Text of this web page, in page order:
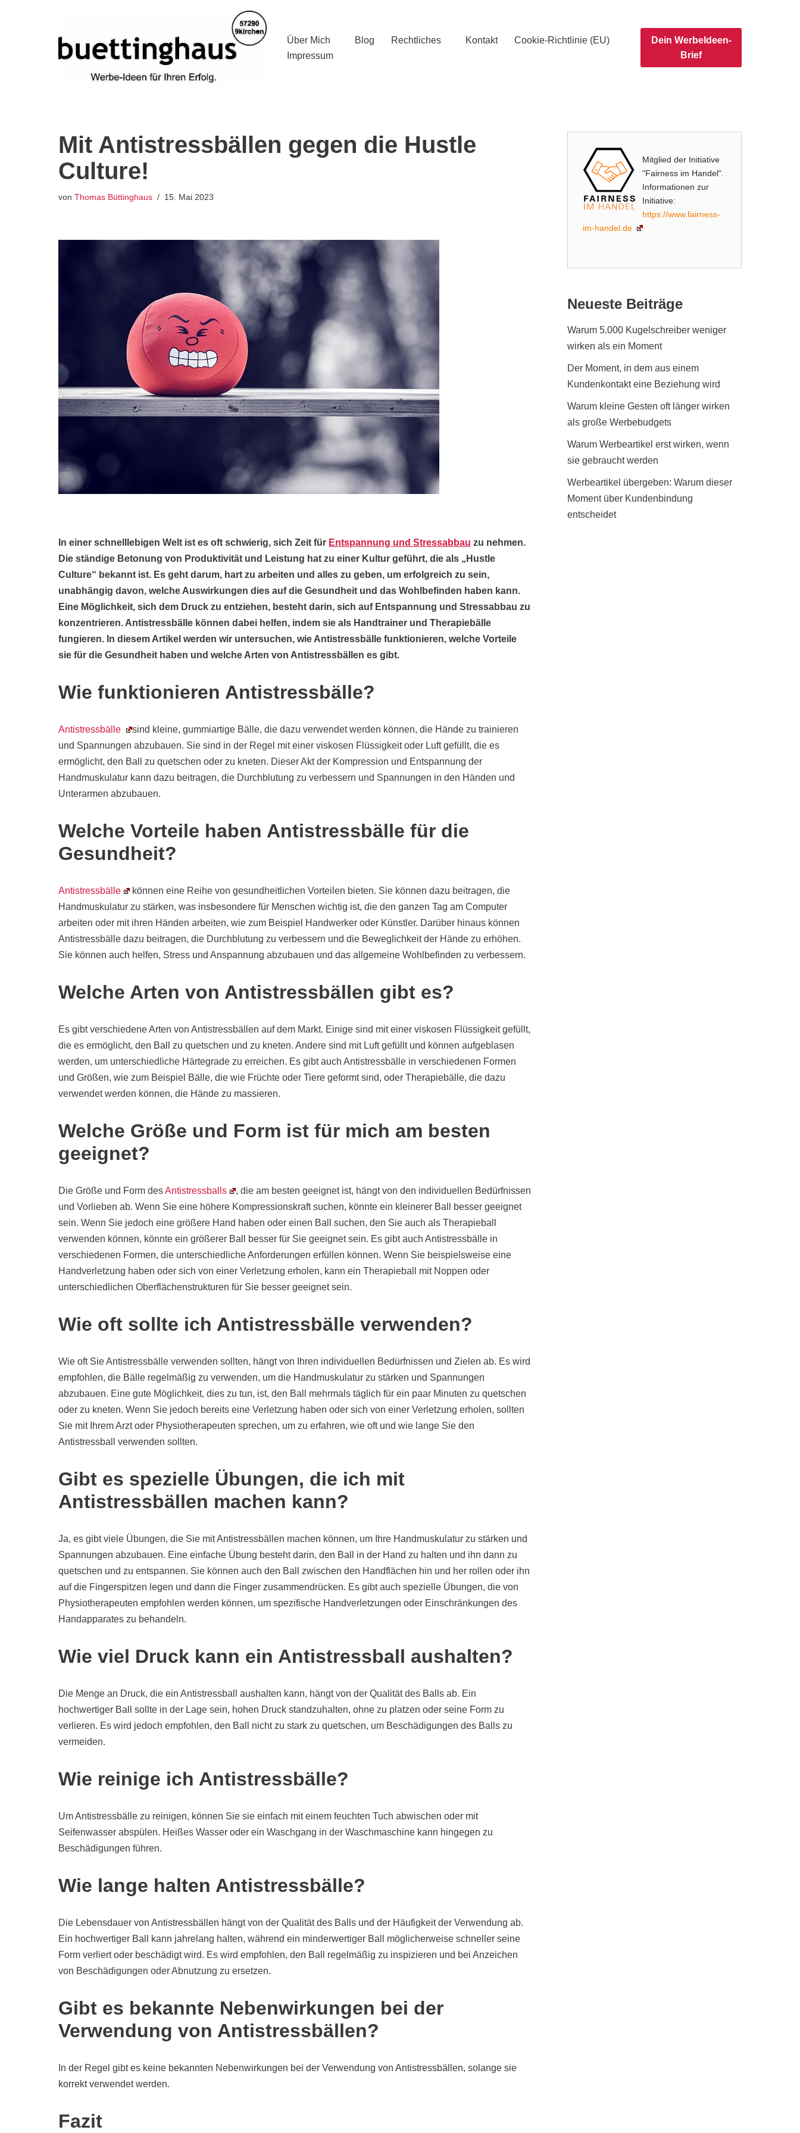
Über Mich Blog Rechtliches Kontakt
Cookie-Richtlinie (EU)
Impressum
Dein WerbeIdeen-
Brief
Mit Antistressbällen gegen die Hustle
Culture!
von Thomas Büttinghaus 15. Mai 2023
In einer schnelllebigen Welt ist es oft schwierig, sich Zeit für Entspannung und Stressabbau zu nehmen.
Die ständige Betonung von Produktivität und Leistung hat zu einer Kultur geführt, die als „Hustle
Culture“ bekannt ist. Es geht darum, hart zu arbeiten und alles zu geben, um erfolgreich zu sein,
unabhängig davon, welche Auswirkungen dies auf die Gesundheit und das Wohlbefinden haben kann.
Eine Möglichkeit, sich dem Druck zu entziehen, besteht darin, sich auf Entspannung und Stressabbau zu
konzentrieren. Antistressbälle können dabei helfen, indem sie als Handtrainer und Therapiebälle
fungieren. In diesem Artikel werden wir untersuchen, wie Antistressbälle funktionieren, welche Vorteile
sie für die Gesundheit haben und welche Arten von Antistressbällen es gibt.
Wie funktionieren Antistressbälle?
Antistressbälle
sind kleine, gummiartige Bälle, die dazu verwendet werden können, die Hände zu trainieren
und Spannungen abzubauen. Sie sind in der Regel mit einer viskosen Flüssigkeit oder Luft gefüllt, die es
ermöglicht, den Ball zu quetschen oder zu kneten. Dieser Akt der Kompression und Entspannung der
Handmuskulatur kann dazu beitragen, die Durchblutung zu verbessern und Spannungen in den Händen und
Unterarmen abzubauen.
Welche Vorteile haben Antistressbälle für die
Gesundheit?
Antistressbälle
können eine Reihe von gesundheitlichen Vorteilen bieten. Sie können dazu beitragen, die
Handmuskulatur zu stärken, was insbesondere für Menschen wichtig ist, die den ganzen Tag am Computer
arbeiten oder mit ihren Händen arbeiten, wie zum Beispiel Handwerker oder Künstler. Darüber hinaus können
Antistressbälle dazu beitragen, die Durchblutung zu verbessern und die Beweglichkeit der Hände zu erhöhen.
Sie können auch helfen, Stress und Anspannung abzubauen und das allgemeine Wohlbefinden zu verbessern.
Welche Arten von Antistressbällen gibt es?
Es gibt verschiedene Arten von Antistressbällen auf dem Markt. Einige sind mit einer viskosen Flüssigkeit gefüllt,
die es ermöglicht, den Ball zu quetschen und zu kneten. Andere sind mit Luft gefüllt und können aufgeblasen
werden, um unterschiedliche Härtegrade zu erreichen. Es gibt auch Antistressbälle in verschiedenen Formen
und Größen, wie zum Beispiel Bälle, die wie Früchte oder Tiere geformt sind, oder Therapiebälle, die dazu
verwendet werden können, die Hände zu massieren.
Welche Größe und Form ist für mich am besten
geeignet?
Die Größe und Form desAntistressballs
, die am besten geeignet ist, hängt von den individuellen Bedürfnissen
und Vorlieben ab. Wenn Sie eine höhere Kompressionskraft suchen, könnte ein kleinerer Ball besser geeignet
sein. Wenn Sie jedoch eine größere Hand haben oder einen Ball suchen, den Sie auch als Therapieball
verwenden können, könnte ein größerer Ball besser für Sie geeignet sein. Es gibt auch Antistressbälle in
verschiedenen Formen, die unterschiedliche Anforderungen erfüllen können. Wenn Sie beispielsweise eine
Handverletzung haben oder sich von einer Verletzung erholen, kann ein Therapieball mit Noppen oder
unterschiedlichen Oberflächenstrukturen für Sie besser geeignet sein.
Wie oft sollte ich Antistressbälle verwenden?
Wie oft Sie Antistressbälle verwenden sollten, hängt von Ihren individuellen Bedürfnissen und Zielen ab. Es wird
empfohlen, die Bälle regelmäßig zu verwenden, um die Handmuskulatur zu stärken und Spannungen
abzubauen. Eine gute Möglichkeit, dies zu tun, ist, den Ball mehrmals täglich für ein paar Minuten zu quetschen
oder zu kneten. Wenn Sie jedoch bereits eine Verletzung haben oder sich von einer Verletzung erholen, sollten
Sie mit Ihrem Arzt oder Physiotherapeuten sprechen, um zu erfahren, wie oft und wie lange Sie den
Antistressball verwenden sollten.
Gibt es spezielle Übungen, die ich mit
Antistressbällen machen kann?
Ja, es gibt viele Übungen, die Sie mit Antistressbällen machen können, um Ihre Handmuskulatur zu stärken und
Spannungen abzubauen. Eine einfache Übung besteht darin, den Ball in der Hand zu halten und ihn dann zu
quetschen und zu entspannen. Sie können auch den Ball zwischen den Handflächen hin und her rollen oder ihn
auf die Fingerspitzen legen und dann die Finger zusammendrücken. Es gibt auch spezielle Übungen, die von
Physiotherapeuten empfohlen werden können, um spezifische Handverletzungen oder Einschränkungen des
Handapparates zu behandeln.
Wie viel Druck kann ein Antistressball aushalten?
Die Menge an Druck, die ein Antistressball aushalten kann, hängt von der Qualität des Balls ab. Ein
hochwertiger Ball sollte in der Lage sein, hohen Druck standzuhalten, ohne zu platzen oder seine Form zu
verlieren. Es wird jedoch empfohlen, den Ball nicht zu stark zu quetschen, um Beschädigungen des Balls zu
vermeiden.
Wie reinige ich Antistressbälle?
Um Antistressbälle zu reinigen, können Sie sie einfach mit einem feuchten Tuch abwischen oder mit
Seifenwasser abspülen. Heißes Wasser oder ein Waschgang in der Waschmaschine kann hingegen zu
Beschädigungen führen.
Wie lange halten Antistressbälle?
Die Lebensdauer von Antistressbällen hängt von der Qualität des Balls und der Häufigkeit der Verwendung ab.
Ein hochwertiger Ball kann jahrelang halten, während ein minderwertiger Ball möglicherweise schneller seine
Form verliert oder beschädigt wird. Es wird empfohlen, den Ball regelmäßig zu inspizieren und bei Anzeichen
von Beschädigungen oder Abnutzung zu ersetzen.
Gibt es bekannte Nebenwirkungen bei der
Verwendung von Antistressbällen?
In der Regel gibt es keine bekannten Nebenwirkungen bei der Verwendung von Antistressbällen, solange sie
korrekt verwendet werden.
Fazit
Mitglied der Initiative
"Fairness im Handel".
Informationen zur
Initiative:
https://www.fairness-
im-handel.de
Neueste Beiträge
Warum 5.000 Kugelschreiber weniger
wirken als ein Moment
Der Moment, in dem aus einem
Kundenkontakt eine Beziehung wird
Warum kleine Gesten oft länger wirken
als große Werbebudgets
Warum Werbeartikel erst wirken, wenn
sie gebraucht werden
Werbeartikel übergeben: Warum dieser
Moment über Kundenbindung
entscheidet